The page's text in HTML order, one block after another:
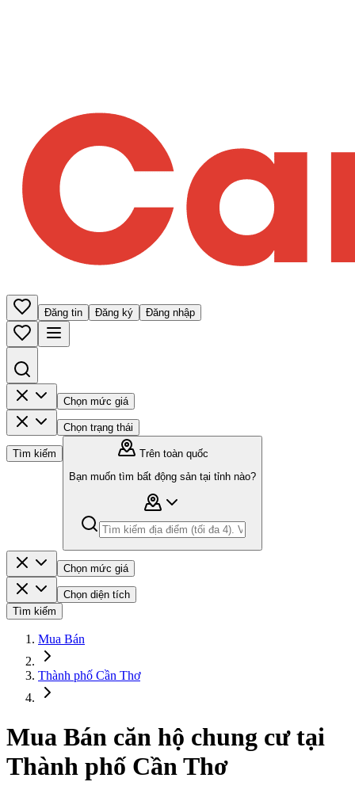
Đăng tin Đăng ký Đăng nhập
Chọn mức giá
Chọn trạng thái
Tìm kiếm
Trên toàn quốc
Bạn muốn tìm bất động sản tại tỉnh nào?
Chọn mức giá
Chọn diện tích
Tìm kiếm
Mua Bán
Thành phố Cần Thơ
Mua Bán căn hộ chung cư tại
Thành phố Cần Thơ